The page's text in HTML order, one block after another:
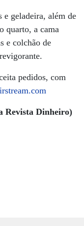
geladeira, além de
quarto, a cama
e colchão de
pedidos, com
Revista Dinheiro)